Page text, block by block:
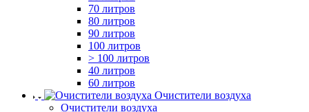
70 литров
80 литров
90 литров
100 литров
> 100 литров
40 литров
60 литров
Очистители воздуха
Очистители воздуха